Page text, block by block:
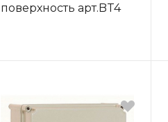
поверхность арт.BT4